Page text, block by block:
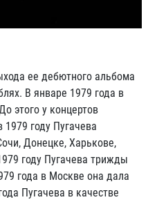
ее дебютного альбома
В январе 1979 года в
этого у концертов
году Пугачева
Донецке, Харькове,
году Пугачева трижды
года в Москве она дала
Пугачева в качестве